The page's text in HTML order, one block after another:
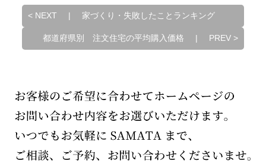
< NEXT | 家づくり・失敗したことランキング
都道府県別 注文住宅の平均購入価格 | PREV>